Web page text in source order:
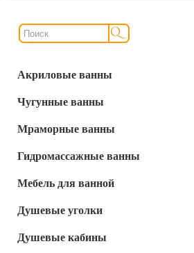
Акриловые ванны
Чугунные ванны
Мраморные ванны
Гидромассажные ванны
Мебель для ванной
Душевые уголки
Душевые кабины